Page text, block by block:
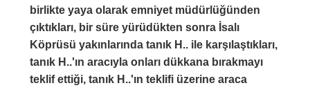
birlikte yaya olarak emniyet müdürlüğünden
çıktıkları, bir süre yürüdükten sonra İsalı
Köprüsü yakınlarında tanık H.. ile karşılaştıkları,
tanık H..'ın aracıyla onları dükkana bırakmayı
teklif ettiği, tanık H..'ın teklifi üzerine araca